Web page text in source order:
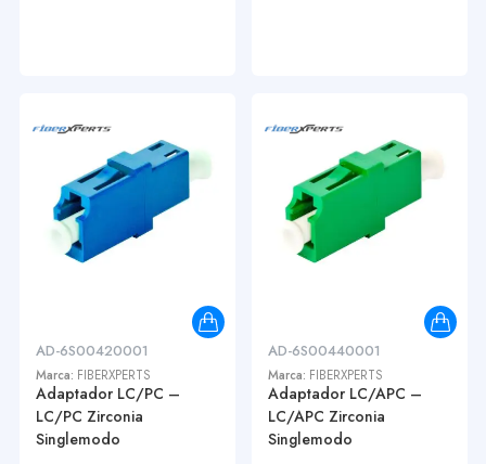
AD-6S00420001
Marca: FIBERXPERTS
Adaptador LC/PC –
LC/PC Zirconia
Singlemodo
AD-6S00440001
Marca: FIBERXPERTS
Adaptador LC/APC –
LC/APC Zirconia
Singlemodo